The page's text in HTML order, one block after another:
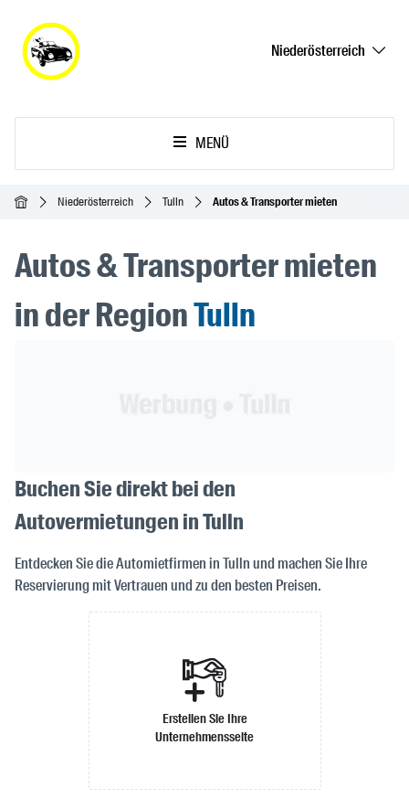
Niederösterreich
MENÜ
StartseiteNiederösterreich Tulln Autos & Transporter mieten
Autos & Transporter mieten
in der RegionTulln
Buchen Sie direkt bei den
Autovermietungen in Tulln
Entdecken Sie die Automietfirmen in Tulln und machen Sie Ihre
Reservierung mit Vertrauen und zu den besten Preisen.
Erstellen Sie Ihre
Unternehmensseite